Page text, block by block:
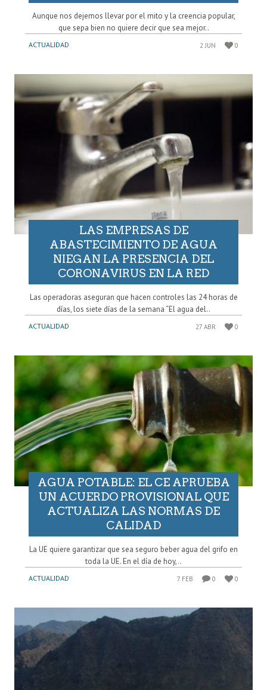
Aunque nos dejemos llevar por el mito y la creencia popular,
que sepa bien no quiere decir que sea mejor..
ACTUALIDAD 2 JUN 0
LAS EMPRESAS DE
ABASTECIMIENTO DE AGUA
NIEGAN LA PRESENCIA DEL
CORONAVIRUS EN LA RED
Las operadoras aseguran que hacen controles las 24 horas de
días, los siete días de la semana “El agua del..
ACTUALIDAD 27 ABR 0
AGUA POTABLE: EL CE APRUEBA
UN ACUERDO PROVISIONAL QUE
ACTUALIZA LAS NORMAS DE
CALIDAD
La UE quiere garantizar que sea seguro beber agua del grifo en
toda la UE. En el día de hoy,..
ACTUALIDAD 7 FEB 0 0